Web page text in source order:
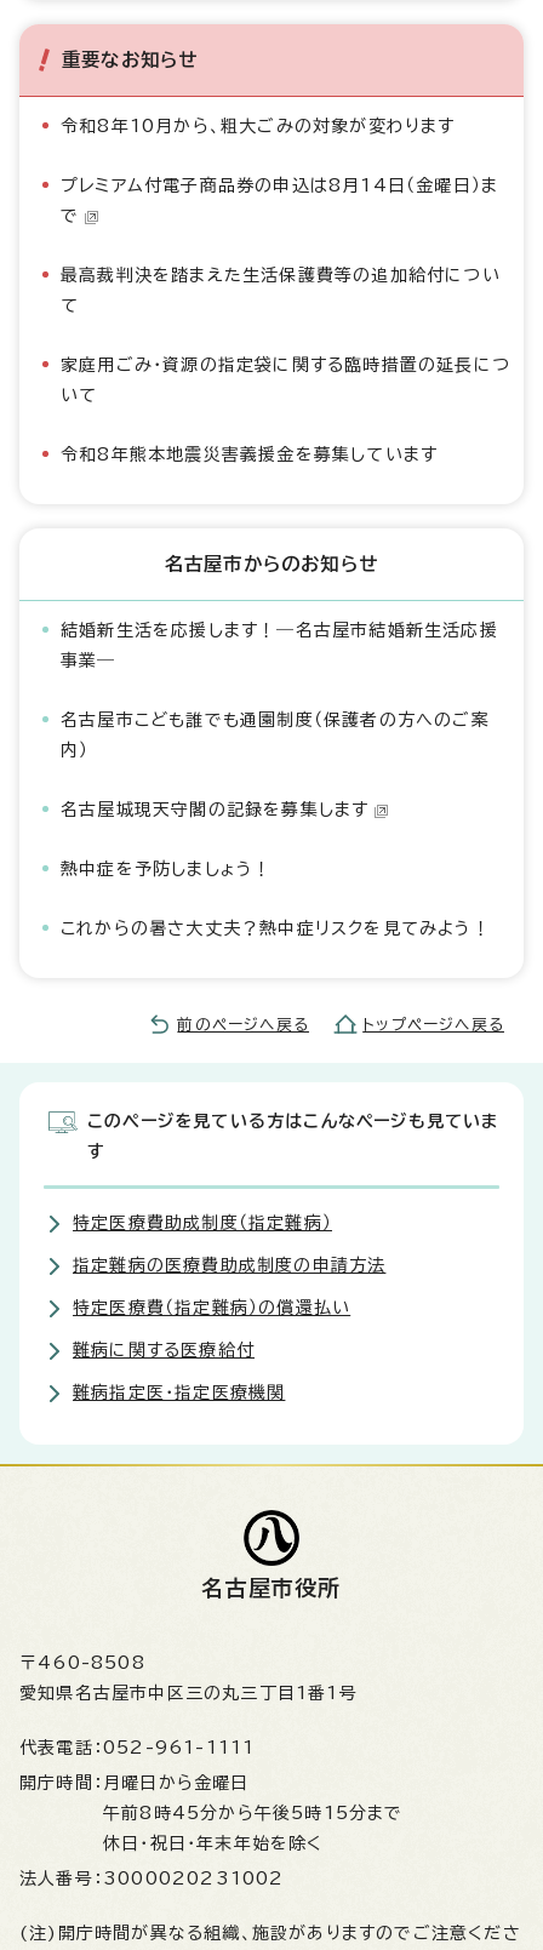
重要なお知らせ
令和8年10月から、粗大ごみの対象が変わります
プレミアム付電子商品券の申込は8月14日（金曜日）ま
で
最高裁判決を踏まえた生活保護費等の追加給付につい
て
家庭用ごみ・資源の指定袋に関する臨時措置の延長につ
いて
令和8年熊本地震災害義援金を募集しています
名古屋市からのお知らせ
結婚新生活を応援します！―名古屋市結婚新生活応援
事業―
名古屋市こども誰でも通園制度（保護者の方へのご案
内）
名古屋城現天守閣の記録を募集します
熱中症を予防しましょう！
これからの暑さ大丈夫？熱中症リスクを見てみよう！
前のページへ戻る トップページへ戻る
このページを見ている方はこんなページも見ていま
す
特定医療費助成制度（指定難病）
指定難病の医療費助成制度の申請方法
特定医療費（指定難病）の償還払い
難病に関する医療給付
難病指定医・指定医療機関
名古屋市役所
〒460-8508
愛知県名古屋市中区三の丸三丁目1番1号
代表電話： 052-961-1111
開庁時間： 月曜日から金曜日
午前8時45分から午後5時15分まで
休日・祝日・年末年始を除く
法人番号： 3000020231002
(注)開庁時間が異なる組織、施設がありますのでご注意くださ